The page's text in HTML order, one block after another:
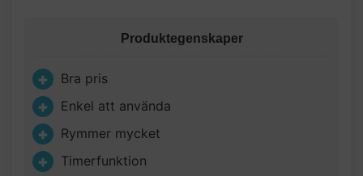
Produktegenskaper
Bra pris
Enkel att använda
Rymmer mycket
Timerfunktion